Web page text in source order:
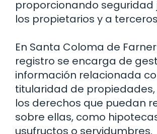
proporcionando seguridad
los propietarios y a
En Santa Coloma de
registro se encarga de
información relacionada
titularidad de
los derechos que puedan
sobre ellas, como
usufructos o servidumbres.